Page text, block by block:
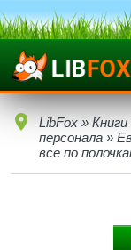
LibFox » Книги
персонала »
все по